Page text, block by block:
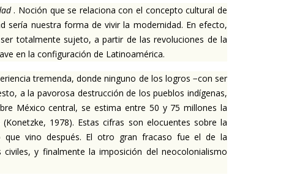
. Noción que se relaciona con el concepto cultural de
sería nuestra forma de vivir la modernidad. En efecto,
totalmente sujeto, a partir de las revoluciones de la
en la configuración de Latinoamérica.
tremenda, donde ninguno de los logros −con ser
a la pavorosa destrucción de los pueblos indígenas,
México central, se estima entre 50 y 75 millones la
1978). Estas cifras son elocuentes sobre la
que vino después. El otro gran fracaso fue el de la
civiles, y finalmente la imposición del neocolonialismo